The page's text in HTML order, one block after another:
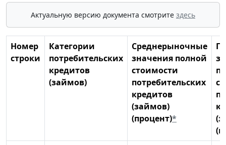
Актуальную версию документа смотрите здесь
Номер
строки
Категории
потребительских
кредитов
(займов)
Среднерыночные
значения полной
стоимости
потребительских
кредитов
(займов)
(процент)*